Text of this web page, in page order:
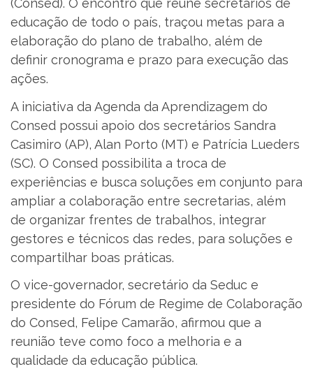
(Consed). O encontro que reúne secretários de
educação de todo o país, traçou metas para a
elaboração do plano de trabalho, além de
definir cronograma e prazo para execução das
ações.
A iniciativa da Agenda da Aprendizagem do
Consed possui apoio dos secretários Sandra
Casimiro (AP), Alan Porto (MT) e Patrícia Lueders
(SC). O Consed possibilita a troca de
experiências e busca soluções em conjunto para
ampliar a colaboração entre secretarias, além
de organizar frentes de trabalhos, integrar
gestores e técnicos das redes, para soluções e
compartilhar boas práticas.
O vice-governador, secretário da Seduc e
presidente do Fórum de Regime de Colaboração
do Consed, Felipe Camarão, afirmou que a
reunião teve como foco a melhoria e a
qualidade da educação pública.